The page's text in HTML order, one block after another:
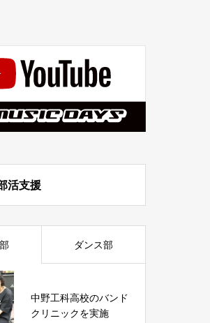
活支援
ダンス部
中野工科高校のバンド
クリニックを実施